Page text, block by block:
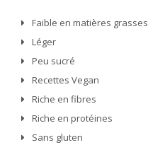
Faible en matières grasses
Léger
Peu sucré
Recettes Vegan
Riche en fibres
Riche en protéines
Sans gluten